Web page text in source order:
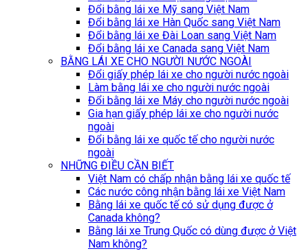
Đổi bằng lái xe Mỹ sang Việt Nam
Đổi bằng lái xe Hàn Quốc sang Việt Nam
Đổi bằng lái xe Đài Loan sang Việt Nam
Đổi bằng lái xe Canada sang Việt Nam
BẰNG LÁI XE CHO NGƯỜI NƯỚC NGOÀI
Đổi giấy phép lái xe cho người nước ngoài
Làm bằng lái xe cho người nước ngoài
Đổi bằng lái xe Máy cho người nước ngoài
Gia hạn giấy phép lái xe cho người nước
ngoài
Đổi bằng lái xe quốc tế cho người nước
ngoài
NHỮNG ĐIỀU CẦN BIẾT
Việt Nam có chấp nhận bằng lái xe quốc tế
Các nước công nhận bằng lái xe Việt Nam
Bằng lái xe quốc tế có sử dụng được ở
Canada không?
Bằng lái xe Trung Quốc có dùng được ở Việt
Nam không?